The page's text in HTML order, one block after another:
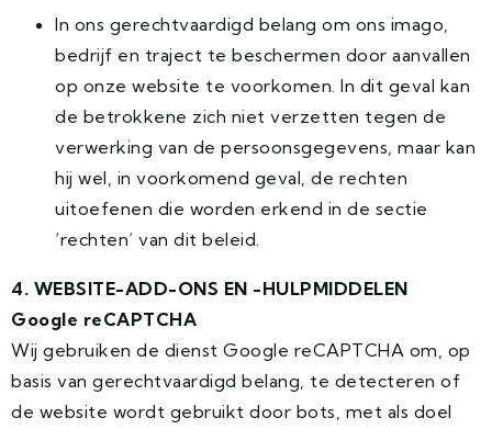
In ons gerechtvaardigd belang om ons imago,
bedrijf en traject te beschermen door aanvallen
op onze website te voorkomen. In dit geval kan
de betrokkene zich niet verzetten tegen de
verwerking van de persoonsgegevens, maar kan
hij wel, in voorkomend geval, de rechten
uitoefenen die worden erkend in de sectie
‘rechten’ van dit beleid.
4. WEBSITE-ADD-ONS EN -HULPMIDDELEN
Google reCAPTCHA
Wij gebruiken de dienst Google reCAPTCHA om, op
basis van gerechtvaardigd belang, te detecteren of
de website wordt gebruikt door bots, met als doel